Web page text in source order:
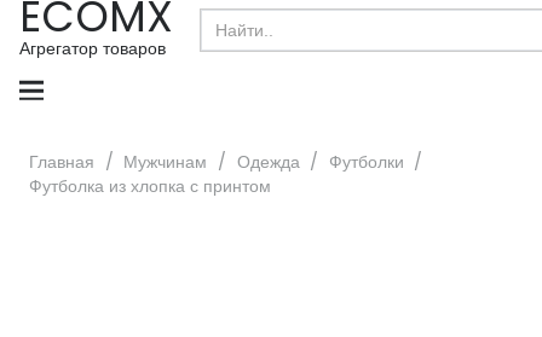
ECOMX
Агрегатор товаров
Search
for:
Главная / Мужчинам / Одежда / Футболки /
Футболка из хлопка с принтом